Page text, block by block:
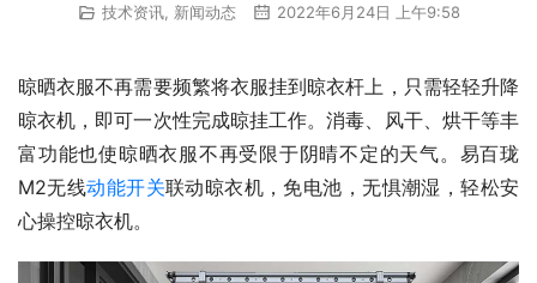
技术资讯, 新闻动态 2022年6月24日 上午9:58
晾晒衣服不再需要频繁将衣服挂到晾衣杆上，只需轻轻升降
晾衣机，即可一次性完成晾挂工作。消毒、风干、烘干等丰
富功能也使晾晒衣服不再受限于阴晴不定的天气。易百珑
M2无线动能开关联动晾衣机，免电池，无惧潮湿，轻松安
心操控晾衣机。